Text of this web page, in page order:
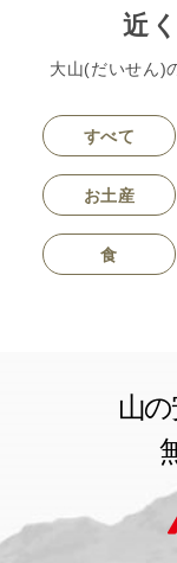
近
大山(だいせん)
すべて
お土産
食
山の